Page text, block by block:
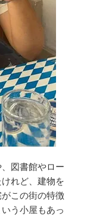
図書館やロー
れど、建物を
この街の特徴
う小屋もあっ